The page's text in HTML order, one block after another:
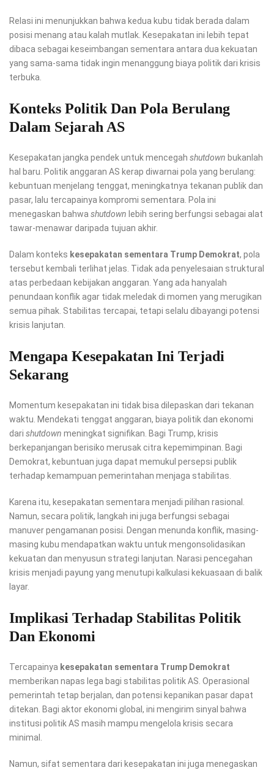
Relasi ini menunjukkan bahwa kedua kubu tidak berada dalam
posisi menang atau kalah mutlak. Kesepakatan ini lebih tepat
dibaca sebagai keseimbangan sementara antara dua kekuatan
yang sama-sama tidak ingin menanggung biaya politik dari krisis
terbuka.
Konteks Politik Dan Pola Berulang
Dalam Sejarah AS
Kesepakatan jangka pendek untuk mencegah shutdown bukanlah
hal baru. Politik anggaran AS kerap diwarnai pola yang berulang:
kebuntuan menjelang tenggat, meningkatnya tekanan publik dan
pasar, lalu tercapainya kompromi sementara. Pola ini
menegaskan bahwa shutdown lebih sering berfungsi sebagai alat
tawar-menawar daripada tujuan akhir.
Dalam konteks kesepakatan sementara Trump Demokrat, pola
tersebut kembali terlihat jelas. Tidak ada penyelesaian struktural
atas perbedaan kebijakan anggaran. Yang ada hanyalah
penundaan konflik agar tidak meledak di momen yang merugikan
semua pihak. Stabilitas tercapai, tetapi selalu dibayangi potensi
krisis lanjutan.
Mengapa Kesepakatan Ini Terjadi
Sekarang
Momentum kesepakatan ini tidak bisa dilepaskan dari tekanan
waktu. Mendekati tenggat anggaran, biaya politik dan ekonomi
dari shutdown meningkat signifikan. Bagi Trump, krisis
berkepanjangan berisiko merusak citra kepemimpinan. Bagi
Demokrat, kebuntuan juga dapat memukul persepsi publik
terhadap kemampuan pemerintahan menjaga stabilitas.
Karena itu, kesepakatan sementara menjadi pilihan rasional.
Namun, secara politik, langkah ini juga berfungsi sebagai
manuver pengamanan posisi. Dengan menunda konflik, masing-
masing kubu mendapatkan waktu untuk mengonsolidasikan
kekuatan dan menyusun strategi lanjutan. Narasi pencegahan
krisis menjadi payung yang menutupi kalkulasi kekuasaan di balik
layar.
Implikasi Terhadap Stabilitas Politik
Dan Ekonomi
Tercapainya kesepakatan sementara Trump Demokrat
memberikan napas lega bagi stabilitas politik AS. Operasional
pemerintah tetap berjalan, dan potensi kepanikan pasar dapat
ditekan. Bagi aktor ekonomi global, ini mengirim sinyal bahwa
institusi politik AS masih mampu mengelola krisis secara
minimal.
Namun, sifat sementara dari kesepakatan ini juga menegaskan